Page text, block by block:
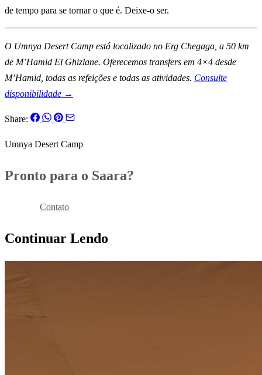
de tempo para se tornar o que é. Deixe-o ser.
O Umnya Desert Camp está localizado no Erg Chegaga, a 50 km
de M’Hamid El Ghizlane. Oferecemos transfers em 4×4 desde
M’Hamid, todas as refeições e todas as atividades. Consulte
disponibilidade →
Share:
Umnya Desert Camp
Pronto para o Saara?
Contato
Continuar Lendo